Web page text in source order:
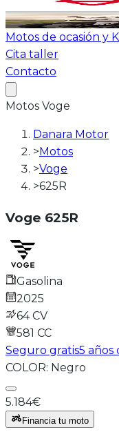
ATV-Quad
Motos de ocasión y
Cita taller
Contacto
Motos Voge
Danara Motor
>Motos
>Voge
>625R
Voge 625R
Gasolina
2025
64 CV
581 CC
Seguro gratis5 años
COLOR: Negro
5.184€
Financia tu moto